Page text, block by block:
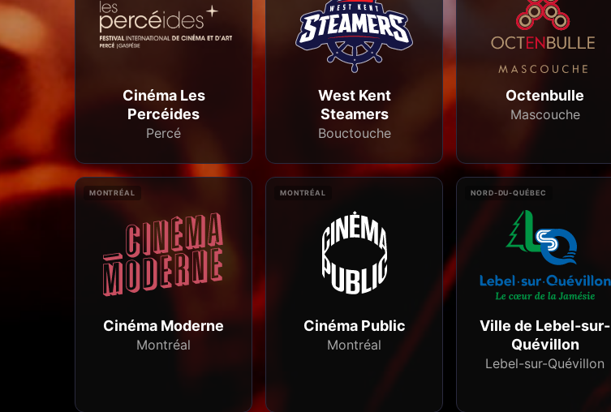
Cinéma Les
Percéides
Percé
West Kent
Steamers
Bouctouche
Octenbulle
Mascouche
MONTRÉAL
Cinéma Moderne
Montréal
MONTRÉAL
Cinéma Public
Montréal
NORD-DU-QUÉBEC
Ville de Lebel-sur-
Quévillon
Lebel-sur-Quévillon